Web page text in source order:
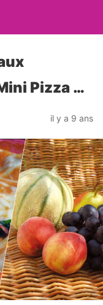
Pizza …
il y a 9 ans